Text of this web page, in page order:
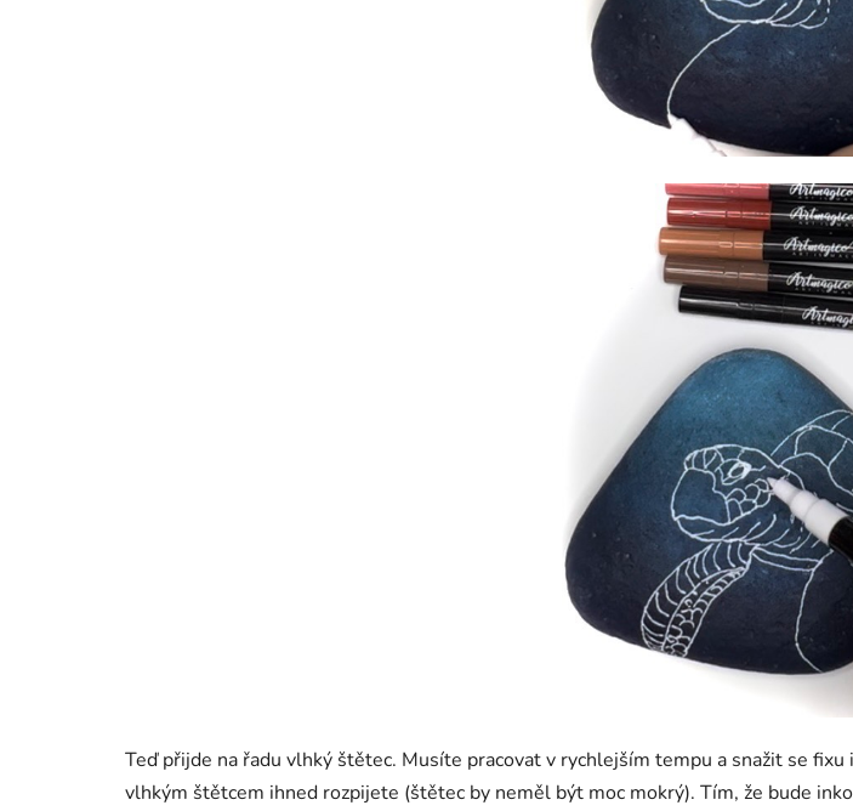
Teď přijde na řadu vlhký štětec. Musíte pracovat v rychlejším tempu a snažit se
vlhkým štětcem ihned rozpijete (štětec by neměl být moc mokrý). Tím, že bude